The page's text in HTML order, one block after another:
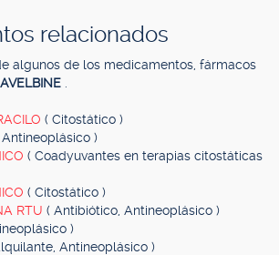
relacionados
algunos de los medicamentos, fármacos
( Citostático )
Antineoplásico )
( Coadyuvantes en terapias citostáticas
( Citostático )
RTU ( Antibiótico, Antineoplásico )
)
Antineoplásico )